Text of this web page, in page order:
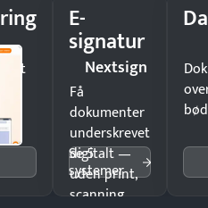
E-
signatur
Nextsign
Få
dokumenter
underskrevet
digitalt —
uden print,
scanning
Se 5
systemer